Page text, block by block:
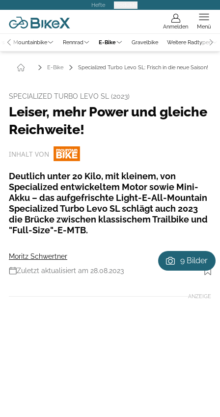
Hefte
Anmelden Menü
Mountainbike Rennrad E-Bike Gravelbike Weitere Radtypen
E-Bike Specialized Turbo Levo SL: Frisch in die neue Saison!
SPECIALIZED TURBO LEVO SL (2023)
Leiser, mehr Power und gleiche
Reichweite!
INHALT VON
Deutlich unter 20 Kilo, mit kleinem, von
Specialized entwickeltem Motor sowie Mini-
Akku – das aufgefrischte Light-E-All-Mountain
Specialized Turbo Levo SL schlägt auch 2023
die Brücke zwischen klassischem Trailbike und
"Full-Size"-E-MTB.
Moritz Schwertner
Zuletzt aktualisiert am 28.08.2023
9 Bilder
ANZEIGE